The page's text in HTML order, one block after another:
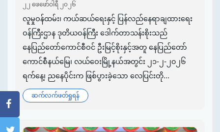
၂၂ ဖေဖော်ဝါရီ ၂၀၂၆
လူမှုဝန်ထမ်း၊ ကယ်ဆယ်ရေးနှင့် ပြန်လည်နေရာချထားရေး
ဝန်ကြီးဌာန ဒုတိယဝန်ကြီး ဒေါက်တာသန်းစိုးသည်
နေပြည်တော်ကောင်စီဝင် ဦးမြင့်စိုးနှင့်အတူ နေပြည်တော်
ကောင်စီနယ်မြေ၊ လယ်ဝေးမြို့နယ်အတွင်း ၂၁-၂-၂၀၂၆
ရက်နေ့၊ ညနေပိုင်းက ဖြစ်ပွားခဲ့သော လေပြင်းတို...
ဆက်လက်ဖတ်ရှုရန်